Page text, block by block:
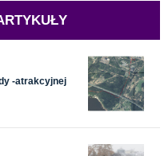
-atrakcyjnej